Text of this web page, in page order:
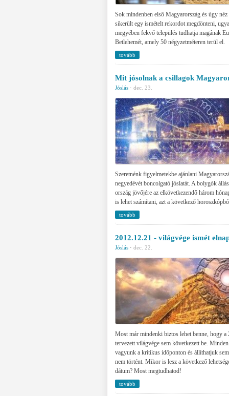
Sok mindenben első Magyarország és úgy
sikerült egy ismételt rekordot megdönteni,
megyében fekvő település tudhatja magának
Betlehemét, amely 50 négyzetméteren terül el.
tovább
Mit jósolnak a csillagok
Jóslás · dec. 23.
Szeretnénk figyelmetekbe ajánlani
negyedévét boncolgató jóslatát. A bolygók
ország jövőjére az elkövetkezendő három
is lehet számítani, azt a következő
tovább
2012.12.21 - világvége ismét
Jóslás · dec. 22.
Most már mindenki biztos lehet benne, hogy a
tervezett világvége sem következett be.
vagyunk a kritikus időponton és állíthatjuk
nem történt. Mikor is lesz a következő
dátum? Most megtudhatod!
tovább